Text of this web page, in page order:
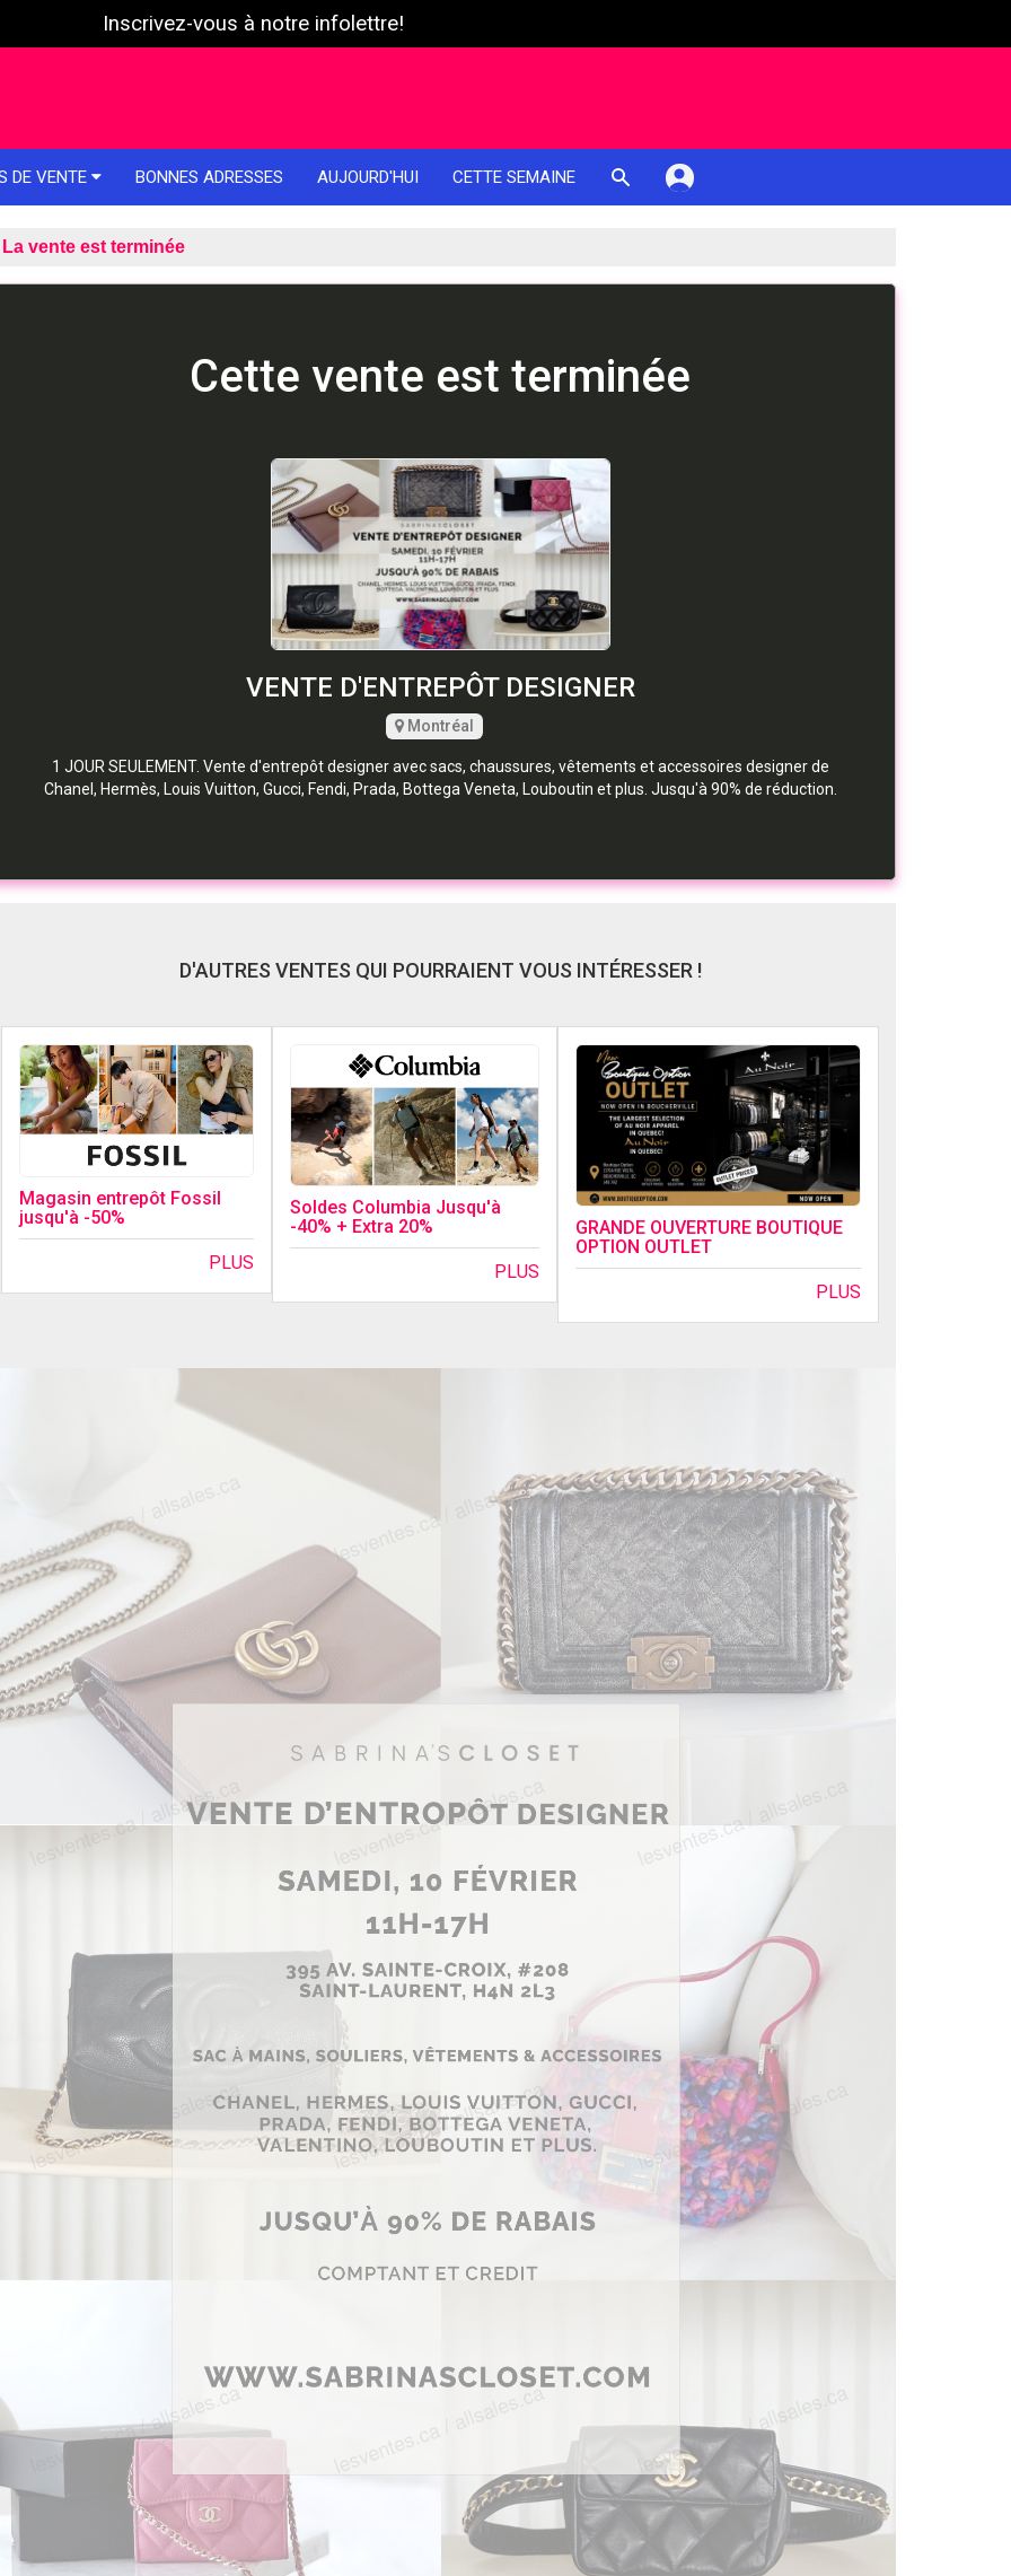
Inscrivez-vous à notre infolettre!
DE VENTE BONNES ADRESSES AUJOURD'HUI CETTE SEMAINE
La vente est terminée
Cette vente est terminée
VENTE D'ENTREPÔT DESIGNER
Montréal
1 JOUR SEULEMENT. Vente d'entrepôt designer avec sacs, chaussures, vêtements et accessoires designer de
Chanel, Hermès, Louis Vuitton, Gucci, Fendi, Prada, Bottega Veneta, Louboutin et plus. Jusqu'à 90% de réduction.
D'AUTRES VENTES QUI POURRAIENT VOUS INTÉRESSER !
Magasin entrepôt Fossil
jusqu'à -50%
PLUS
Soldes Columbia Jusqu'à
-40% + Extra 20%
PLUS
GRANDE OUVERTURE BOUTIQUE
OPTION OUTLET
PLUS